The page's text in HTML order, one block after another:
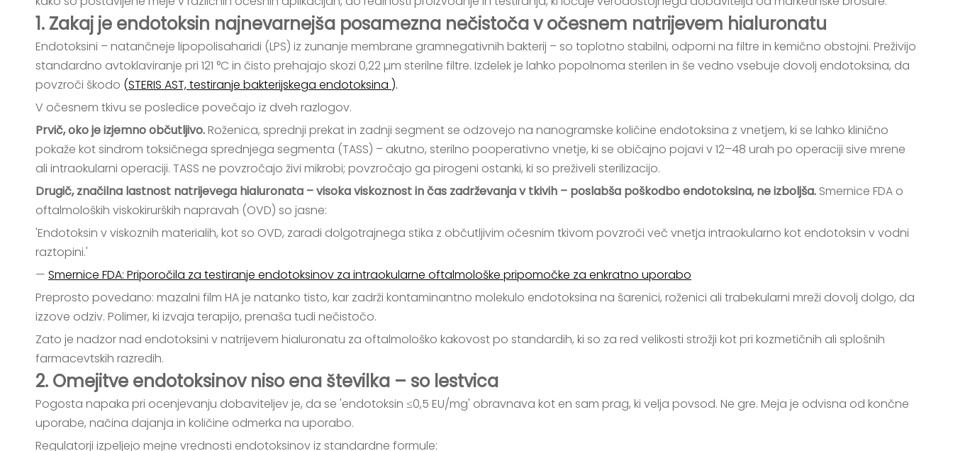
1. Zakaj je endotoksin najnevarnejša posamezna nečistoča v očesnem natrijevem hialuronatu
Endotoksini – natančneje lipopolisaharidi (LPS) iz zunanje membrane gramnegativnih bakterij – so toplotno stabilni, odporni na filtre in kemično obstojni. Preživijo
standardno avtoklaviranje pri 121 °C in čisto prehajajo skozi 0,22 µm sterilne filtre. Izdelek je lahko popolnoma sterilen in še vedno vsebuje dovolj endotoksina, da
povzroči škodo (STERIS AST, testiranje bakterijskega endotoksina ).
V očesnem tkivu se posledice povečajo iz dveh razlogov.
Prvič, oko je izjemno občutljivo.Roženica, sprednji prekat in zadnji segment se odzovejo na nanogramske količine endotoksina z vnetjem, ki se lahko klinično
pokaže kot sindrom toksičnega sprednjega segmenta (TASS) – akutno, sterilno pooperativno vnetje, ki se običajno pojavi v 12–48 urah po operaciji sive mrene
ali intraokularni operaciji. TASS ne povzročajo živi mikrobi; povzročajo ga pirogeni ostanki, ki so preživeli sterilizacijo.
Drugič, značilna lastnost natrijevega hialuronata – visoka viskoznost in čas zadrževanja v tkivih – poslabša poškodbo endotoksina, ne izboljša. Smernice FDA o
oftalmoloških viskokirurških napravah (OVD) so jasne:
'Endotoksin v viskoznih materialih, kot so OVD, zaradi dolgotrajnega stika z občutljivim očesnim tkivom povzroči več vnetja intraokularno kot endotoksin v vodni
raztopini.'
— Smernice FDA: Priporočila za testiranje endotoksinov za intraokularne oftalmološke pripomočke za enkratno uporabo
Preprosto povedano: mazalni film HA je natanko tisto, kar zadrži kontaminantno molekulo endotoksina na šarenici, roženici ali trabekularni mreži dovolj dolgo, da
izzove odziv. Polimer, ki izvaja terapijo, prenaša tudi nečistočo.
Zato je nadzor nad endotoksini v natrijevem hialuronatu za oftalmološko kakovost po standardih, ki so za red velikosti strožji kot pri kozmetičnih ali splošnih
farmacevtskih razredih.
2. Omejitve endotoksinov niso ena številka – so lestvica
Pogosta napaka pri ocenjevanju dobaviteljev je, da se 'endotoksin ≤0,5 EU/mg' obravnava kot en sam prag, ki velja povsod. Ne gre. Meja je odvisna od končne
uporabe, načina dajanja in količine odmerka na uporabo.
Regulatorji izpeljejo mejne vrednosti endotoksinov iz standardne formule: